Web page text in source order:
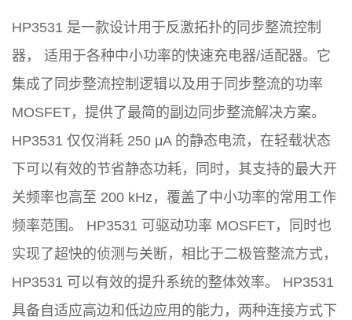
HP3531 是一款设计用于反激拓扑的同步整流控制
器， 适用于各种中小功率的快速充电器/适配器。它
集成了同步整流控制逻辑以及用于同步整流的功率
MOSFET，提供了最简的副边同步整流解决方案。
HP3531 仅仅消耗 250 μA 的静态电流，在轻载状态
下可以有效的节省静态功耗，同时，其支持的最大开
关频率也高至 200 kHz，覆盖了中小功率的常用工作
频率范围。 HP3531 可驱动功率 MOSFET，同时也
实现了超快的侦测与关断，相比于二极管整流方式，
HP3531 可以有效的提升系统的整体效率。 HP3531
具备自适应高边和低边应用的能力，两种连接方式下